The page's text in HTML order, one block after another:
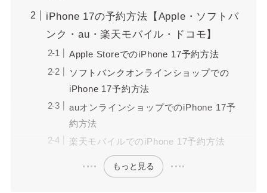
iPhone 17の予約方法【Apple・ソフトバ
ンク・au・楽天モバイル・ドコモ】
Apple StoreでのiPhone 17予約方法
ソフトバンクオンラインショップでの
iPhone 17予約方法
auオンラインショップでのiPhone 17予
約方法
楽天モバイルでのiPhone 17予約方法
もっと見る